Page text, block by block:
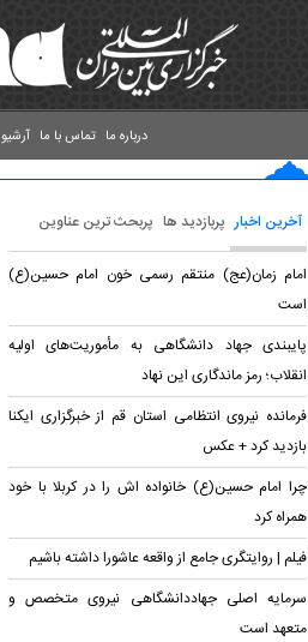
آرشیو تماس با ما درباره ما
آخرین اخبار پربازدید ها پربحث ترین عناوین
امام زمان(عج) منتقم رسمی خون امام حسین(ع)
است
پایبندی جهاد دانشگاهی به مأموریت‌های اولیه
انقلاب؛ رمز ماندگاری این نهاد
فرمانده نیروی انتظامی استان قم از خبرگزاری ایکنا
بازدید کرد + عکس
چرا امام حسین(ع) خانواده اش را در کربلا با خود
همراه کرد
فیلم | روایتگری جامع از واقعه عاشورا داشته باشیم
سرمایه اصلی جهاددانشگاهی نیروی متخصص و
متعهد است